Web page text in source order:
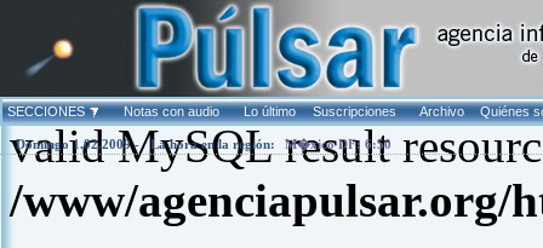
Warning:
valid MySQL result
/www/agenciapulsar.org/
SECCIONES Notas con audio Lo último Suscripciones Archivo Quiénes
Domingo 1.02.2009 - La hora en la región: M�xico DF: 6:50